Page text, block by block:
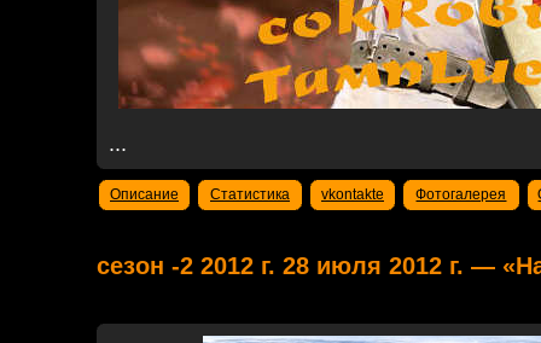
...
Описание Статистика vkontakte Фотогалерея
сезон -2 2012 г. 28 июля 2012 г. —